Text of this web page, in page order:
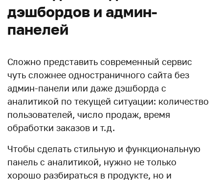
дэшбордов и админ-
панелей
Сложно представить современный сервис
чуть сложнее одностраничного сайта без
админ-панели или даже дэшборда с
аналитикой по текущей ситуации: количество
пользователей, число продаж, время
обработки заказов и т.д.
Чтобы сделать стильную и функциональную
панель с аналитикой, нужно не только
хорошо разбираться в продукте, но и